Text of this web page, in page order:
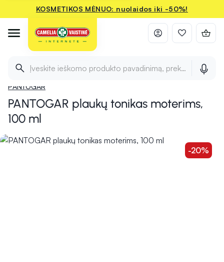
KOSMETIKOS MĖNUO: nuolaidos iki -50%!
Įveskite ieškomo produkto pavadinimą, prekės ženklą ir
PANTOGAR
PANTOGAR plaukų tonikas moterims,
100 ml
-20%